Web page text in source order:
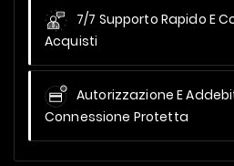
7/7 Supporto Rapido E
Acquisti
Autorizzazione E
Connessione Protetta